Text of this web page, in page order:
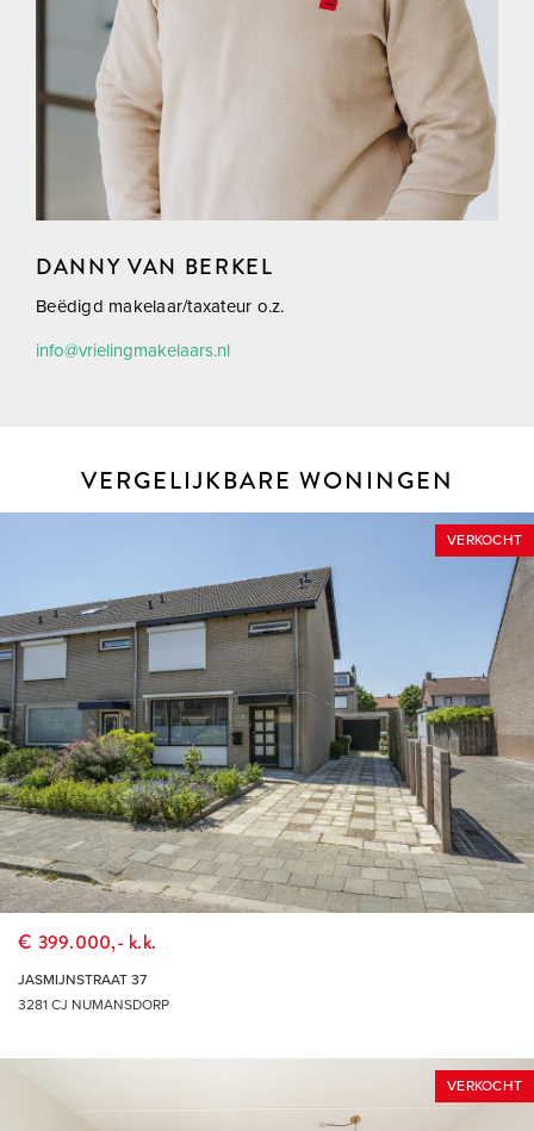
DANNY VAN BERKEL
Beëdigd makelaar/taxateur o.z.
info@vrielingmakelaars.nl
VERGELIJKBARE WONINGEN
VERKOCHT
€ 399.000,- k.k.
JASMIJNSTRAAT 37
3281 CJ NUMANSDORP
VERKOCHT